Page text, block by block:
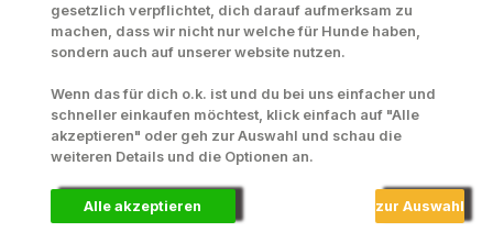
Loading...
Um weiterzugehen, geben Sie die oben abgebildeten Zeichen ein
Datenschutz
gesetzlich verpflichtet, dich darauf aufmerksam zu
machen, dass wir nicht nur welche für Hunde haben,
sondern auch auf unserer website nutzen.
Wenn das für dich o.k. ist und du bei uns einfacher und
schneller einkaufen möchtest, klick einfach auf "Alle
akzeptieren" oder geh zur Auswahl und schau die
weiteren Details und die Optionen an.
Alle akzeptieren zur Auswahl